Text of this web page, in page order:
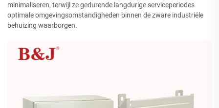
minimaliseren, terwijl ze gedurende langdurige serviceperiodes
optimale omgevingsomstandigheden binnen de zware industriële
behuizing waarborgen.